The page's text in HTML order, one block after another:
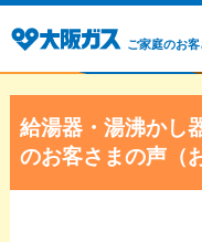
ご家庭のお客
給湯器・湯沸かし
のお客さまの声（